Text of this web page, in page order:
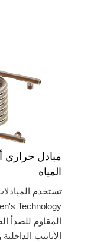
مبادل حراري
المياه
تستخدم
المقاوم للصدأ
الأنابيب